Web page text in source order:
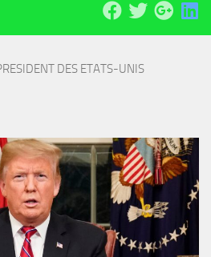
DES ETATS-UNIS